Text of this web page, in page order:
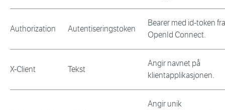
Authorization Autentiseringstoken
Bearer med id-token fra
OpenId Connect.
X-Client Tekst
Angir navnet på
klientapplikasjonen.
Angir unik